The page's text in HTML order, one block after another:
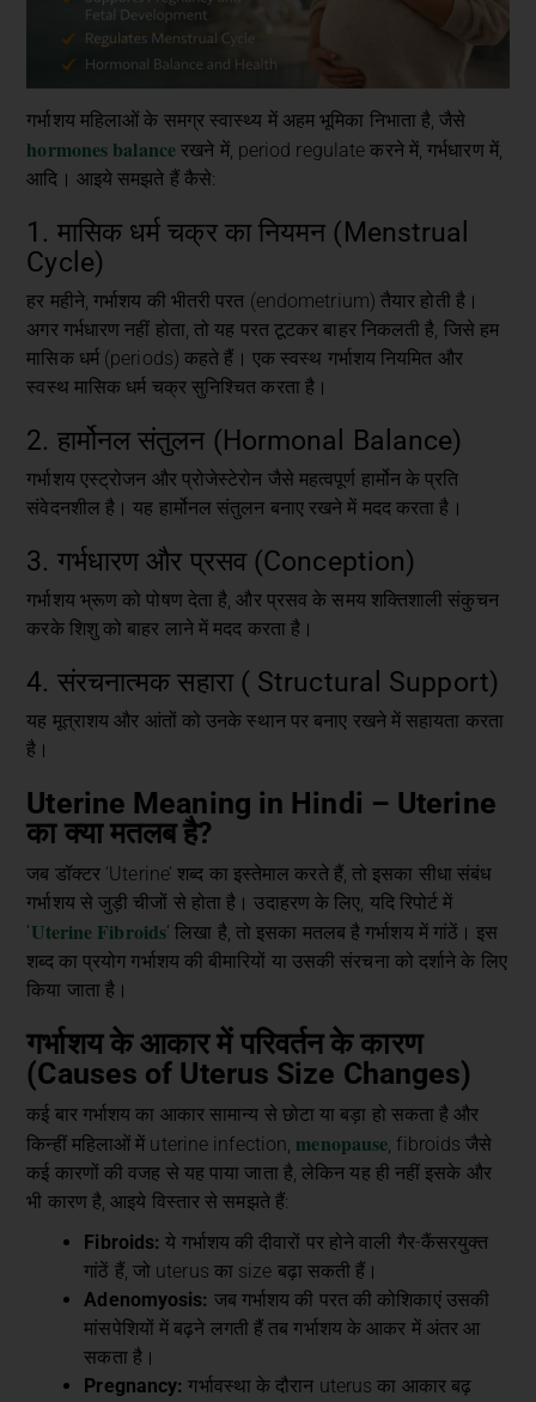
गर्भाशय महिलाओं के समग्र स्वास्थ्य में अहम भूमिका निभाता है, जैसे
hormones balance रखने में, period regulate करने में, गर्भधारण में,
आदि। आइये समझते हैं कैसे:
1. मासिक धर्म चक्र का नियमन (Menstrual
Cycle)
हर महीने, गर्भाशय की भीतरी परत (endometrium) तैयार होती है।
अगर गर्भधारण नहीं होता, तो यह परत टूटकर बाहर निकलती है, जिसे हम
मासिक धर्म (periods) कहते हैं। एक स्वस्थ गर्भाशय नियमित और
स्वस्थ मासिक धर्म चक्र सुनिश्चित करता है।
2. हार्मोनल संतुलन (Hormonal Balance)
गर्भाशय एस्ट्रोजन और प्रोजेस्टेरोन जैसे महत्वपूर्ण हार्मोन के प्रति
संवेदनशील है। यह हार्मोनल संतुलन बनाए रखने में मदद करता है।
3. गर्भधारण और प्रसव (Conception)
गर्भाशय भ्रूण को पोषण देता है, और प्रसव के समय शक्तिशाली संकुचन
करके शिशु को बाहर लाने में मदद करता है।
4. संरचनात्मक सहारा ( Structural Support)
यह मूत्राशय और आंतों को उनके स्थान पर बनाए रखने में सहायता करता
है।
Uterine Meaning in Hindi – Uterine
का क्या मतलब है?
जब डॉक्टर ‘Uterine’ शब्द का इस्तेमाल करते हैं, तो इसका सीधा संबंध
गर्भाशय से जुड़ी चीजों से होता है। उदाहरण के लिए, यदि रिपोर्ट में
‘Uterine Fibroids‘ लिखा है, तो इसका मतलब है गर्भाशय में गांठें। इस
शब्द का प्रयोग गर्भाशय की बीमारियों या उसकी संरचना को दर्शाने के लिए
किया जाता है।
गर्भाशय के आकार में परिवर्तन के कारण
(Causes of Uterus Size Changes)
कई बार गर्भाशय का आकार सामान्य से छोटा या बड़ा हो सकता है और
किन्हीं महिलाओं में uterine infection, menopause, fibroids जैसे
कई कारणों की वजह से यह पाया जाता है, लेकिन यह ही नहीं इसके और
भी कारण है, आइये विस्तार से समझते हैं:
Fibroids: ये गर्भाशय की दीवारों पर होने वाली गैर-कैंसरयुक्त
गांठें हैं, जो uterus का size बढ़ा सकती हैं।
Adenomyosis: जब गर्भाशय की परत की कोशिकाएं उसकी
मांसपेशियों में बढ़ने लगती हैं तब गर्भाशय के आकर में अंतर आ
सकता है।
Pregnancy: गर्भावस्था के दौरान uterus का आकार बढ़